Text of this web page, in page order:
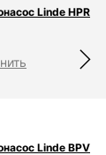
Linde HPR
Linde BPV